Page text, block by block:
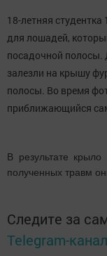
18-летняя
для лошадей,
посадочной полосы.
залезли на крышу
полосы. Во время
приближающийся
В результате
полученных травм
Следите за
Telegram-